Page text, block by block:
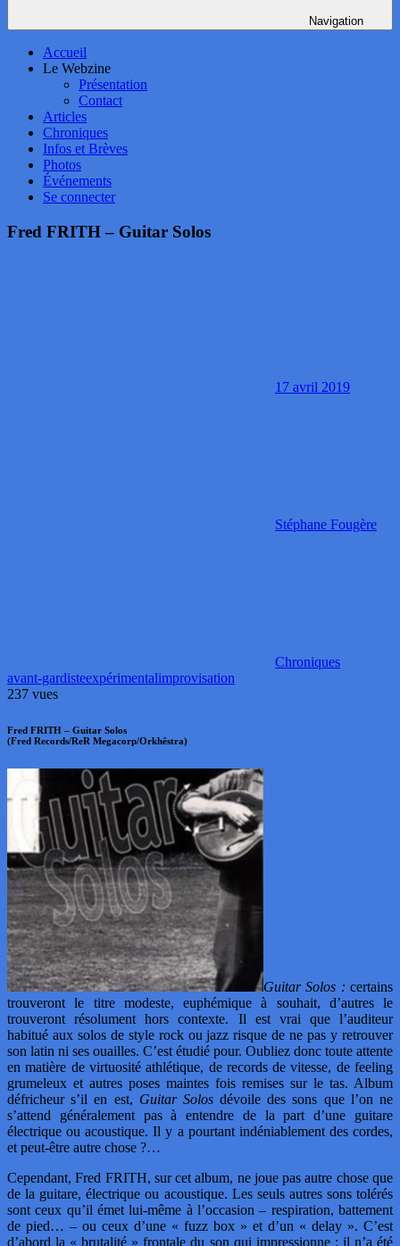
Navigation
Accueil
Le Webzine
Présentation
Contact
Articles
Chroniques
Infos et Brèves
Photos
Événements
Se connecter
Fred FRITH – Guitar Solos
17 avril 2019
Stéphane Fougère
Chroniques
avant-gardisteexpérimentalimprovisation
237 vues
Fred FRITH – Guitar Solos
(Fred Records/ReR Megacorp/Orkhêstra)
Guitar Solos : certains
trouveront le titre modeste, euphémique à souhait, d’autres le
trouveront résolument hors contexte. Il est vrai que l’auditeur
habitué aux solos de style rock ou jazz risque de ne pas y retrouver
son latin ni ses ouailles. C’est étudié pour. Oubliez donc toute attente
en matière de virtuosité athlétique, de records de vitesse, de feeling
grumeleux et autres poses maintes fois remises sur le tas. Album
défricheur s’il en est, Guitar Solosdévoile des sons que l’on ne
s’attend généralement pas à entendre de la part d’une guitare
électrique ou acoustique. Il y a pourtant indéniablement des cordes,
et peut-être autre chose ?…
Cependant, Fred FRITH, sur cet album, ne joue pas autre chose que
de la guitare, électrique ou acoustique. Les seuls autres sons tolérés
sont ceux qu’il émet lui-même à l’occasion – respiration, battement
de pied… – ou ceux d’une « fuzz box » et d’un « delay ». C’est
d’abord la « brutalité » frontale du son qui impressionne : il n’a été